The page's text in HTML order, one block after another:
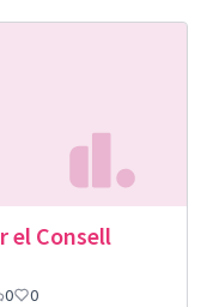
el Consell
0 0